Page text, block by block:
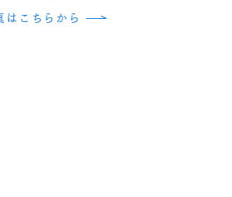
はこちらから